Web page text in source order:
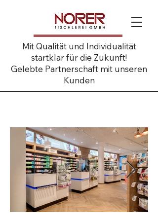
Mit Qualität und Individualität
startklar für die Zukunft!
Gelebte Partnerschaft mit unseren
Kunden